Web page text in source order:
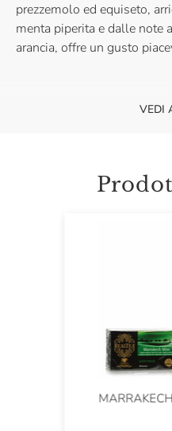
prezzemolo ed equiseto,
menta piperita e dalle note
arancia, offre un gusto
Gusta la Body Cell Detox
VEDI